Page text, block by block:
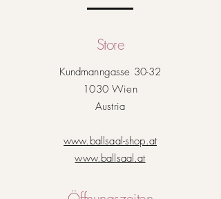
Store
Kundmanngasse 30-32
1030 Wien
Austria
www.ballsaal-shop.at
www.ballsaal.at